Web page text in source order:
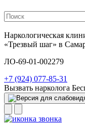
Наркологическая
«Трезвый шаг» в
ЛО-69-01-002279
+7 (924) 077-85-31
Вызвать нарколога